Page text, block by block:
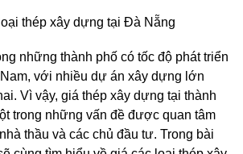
thép xây dựng tại Đà Nẵng
những thành phố có tốc độ phát triển
với nhiều dự án xây dựng lớn
Vì vậy, giá thép xây dựng tại thành
trong những vấn đề được quan tâm
thầu và các chủ đầu tư. Trong bài